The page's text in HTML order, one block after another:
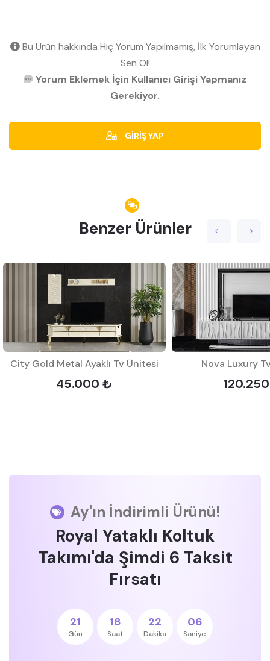
Bu Ürün hakkında Hiç Yorum Yapılmamış, İlk Yorumlayan
Sen Ol!
Yorum Eklemek İçin Kullanıcı Girişi Yapmanız
Gerekiyor.
GİRİŞ YAP
Benzer Ürünler
City Gold Metal Ayaklı Tv Ünitesi
45.000 ₺
Nova Luxury
Ay'ın İndirimli Ürünü!
Royal Yataklı Koltuk
Takımı'da Şimdi 6 Taksit
Fırsatı
21
Gün
18
Saat
22
Dakika
05
Saniye